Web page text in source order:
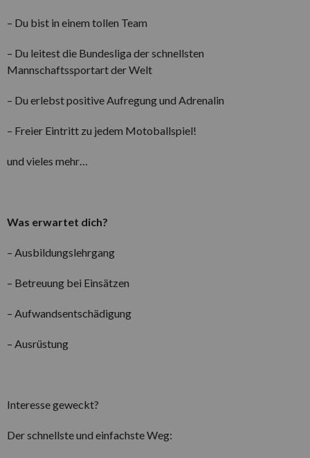
– Du bist in einem tollen Team
– Du leitest die Bundesliga der schnellsten
Mannschaftssportart der Welt
– Du erlebst positive Aufregung und Adrenalin
– Freier Eintritt zu jedem Motoballspiel!
und vieles mehr…
Was erwartet dich?
– Ausbildungslehrgang
– Betreuung bei Einsätzen
– Aufwandsentschädigung
– Ausrüstung
Interesse geweckt?
Der schnellste und einfachste Weg: